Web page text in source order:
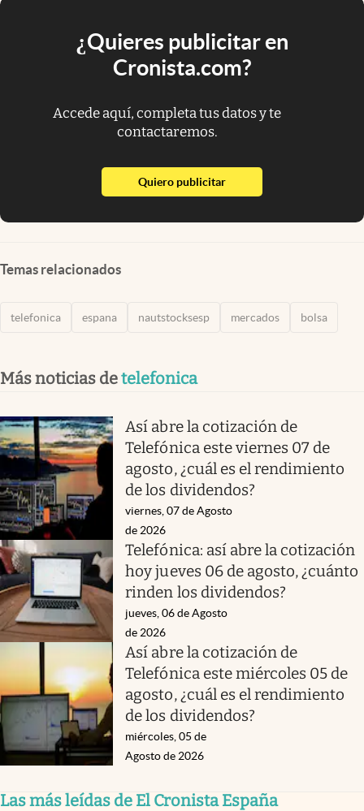
¿Quieres publicitar en
Cronista.com?
Accede aquí, completa tus datos y te
contactaremos.
Quiero publicitarabre en nueva pestaña
Temas relacionados
telefonica espana nautstocksesp mercados bolsa
Más noticias detelefonica
Así abre la cotización de
Telefónica este viernes 07 de
agosto, ¿cuál es el rendimiento
de los dividendos?
viernes, 07 de Agosto
de 2026
Telefónica: así abre la cotización
hoy jueves 06 de agosto, ¿cuánto
rinden los dividendos?
jueves, 06 de Agosto
de 2026
Así abre la cotización de
Telefónica este miércoles 05 de
agosto, ¿cuál es el rendimiento
de los dividendos?
miércoles, 05 de
Agosto de 2026
Las más leídas de El Cronista España